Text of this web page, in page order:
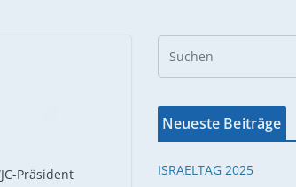
Präsident
Neueste Beiträge
ISRAELTAG 2025